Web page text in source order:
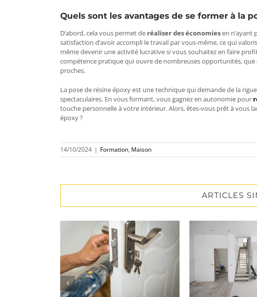
Quels sont les avantages de se former à la
D’abord, cela vous permet de réaliser des économiesen n’ayant
satisfaction d’avoir accompli le travail par vous-même, ce qui
même devenir une activité lucrative si vous souhaitez en faire
compétence pratique qui ouvre de nombreuses opportunités,
proches.
La pose de résine époxy est une technique qui demande de la
spectaculaires. En vous formant, vous gagnez en autonomie pour
touche personnelle à votre intérieur. Alors, êtes-vous prêt à vous
époxy ?
14/10/2024 | Formation, Maison
ARTICLES